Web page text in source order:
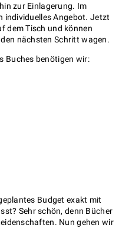
zur Einlagerung. Im
individuelles Angebot. Jetzt
dem Tisch und können
nächsten Schritt wagen.
Buches benötigen wir:
Budget exakt mit
Sehr schön, denn Bücher
Nun gehen wir